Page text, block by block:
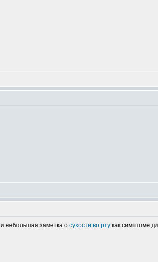
и небольшая заметка о сухости во рту как симптоме